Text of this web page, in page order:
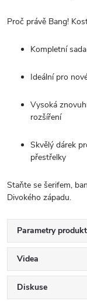
Proč právě Bang!
Kompletní
Ideální pro
Vysoká
rozšíření
Skvělý dárek
přestřelky
Staňte se šerifem,
Divokého západu.
Parametry
Videa
Diskuse